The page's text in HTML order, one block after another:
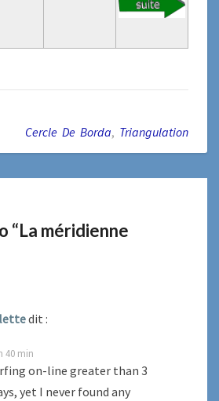
Cercle De Borda, Triangulation
“La méridienne
dit :
40 min
on-line greater than 3
yet I never found any